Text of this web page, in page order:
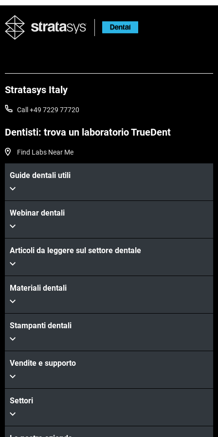
Scopri di più
Stratasys Italy
Call +49 7229 77720
Dentisti: trova un laboratorio TrueDent
Find Labs Near Me
Guide dentali utili
Webinar dentali
Articoli da leggere sul settore dentale
Materiali dentali
Stampanti dentali
Vendite e supporto
Settori